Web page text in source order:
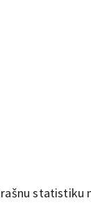
statistiku